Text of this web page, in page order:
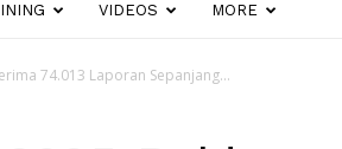
VIDEOS MORE
74.013 Laporan Sepanjang...